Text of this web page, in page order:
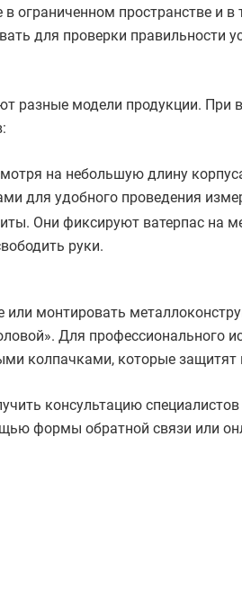
ограниченном пространстве и
для проверки правильности
разные модели продукции. При
на небольшую длину
для удобного проведения
Они фиксируют ватерпас на
руки.
монтировать
Для профессионального
колпачками, которые защитят
консультацию
формы обратной связи или